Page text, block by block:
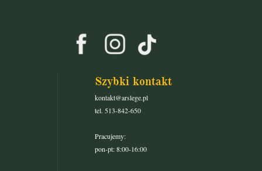
Szybki kontakt
kontakt@arslege.pl
tel. 513-842-650
Pracujemy:
pon-pt: 8:00-16:00